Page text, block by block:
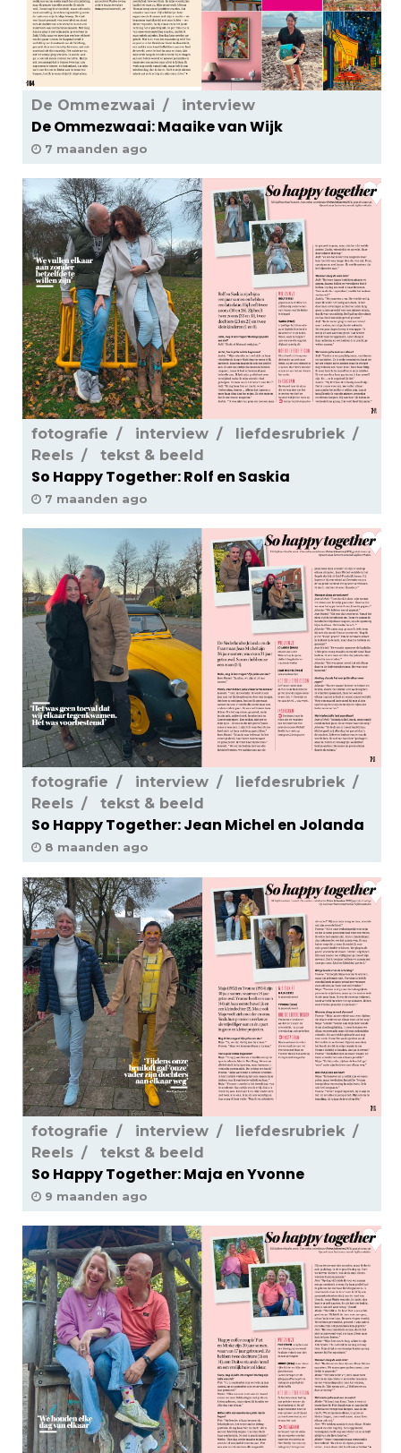
De Ommezwaai interview
De Ommezwaai: Maaike van Wijk
7 maanden ago
fotografie interview
liefdesrubriek
Reels
tekst & beeld
So Happy Together: Rolf en Saskia
7 maanden ago
fotografie interview
liefdesrubriek
Reels
tekst & beeld
So Happy Together: Jean Michel en Jolanda
8 maanden ago
fotografie interview
liefdesrubriek
Reels
tekst & beeld
So Happy Together: Maja en Yvonne
9 maanden ago